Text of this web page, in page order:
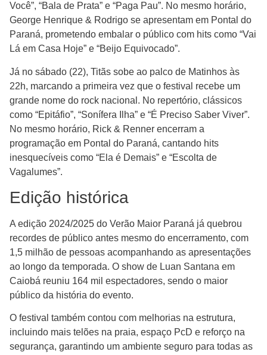
Você”, “Bala de Prata” e “Paga Pau”. No mesmo horário,
George Henrique & Rodrigo se apresentam em Pontal do
Paraná, prometendo embalar o público com hits como “Vai
Lá em Casa Hoje” e “Beijo Equivocado”.
Já no sábado (22), Titãs sobe ao palco de Matinhos às
22h, marcando a primeira vez que o festival recebe um
grande nome do rock nacional. No repertório, clássicos
como “Epitáfio”, “Sonífera Ilha” e “É Preciso Saber Viver”.
No mesmo horário, Rick & Renner encerram a
programação em Pontal do Paraná, cantando hits
inesquecíveis como “Ela é Demais” e “Escolta de
Vagalumes”.
Edição histórica
A edição 2024/2025 do Verão Maior Paraná já quebrou
recordes de público antes mesmo do encerramento, com
1,5 milhão de pessoas acompanhando as apresentações
ao longo da temporada. O show de Luan Santana em
Caiobá reuniu 164 mil espectadores, sendo o maior
público da história do evento.
O festival também contou com melhorias na estrutura,
incluindo mais telões na praia, espaço PcD e reforço na
segurança, garantindo um ambiente seguro para todas as